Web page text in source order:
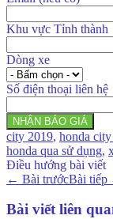
Khu vực Tỉnh thành
Dòng xe
Số điện thoại liên hệ
NHẬN BÁO GIÁ
city 2019, honda city
honda qua sử dụng,
Điều hướng bài viết
← Bài trướcBài tiếp
Bài viết liên